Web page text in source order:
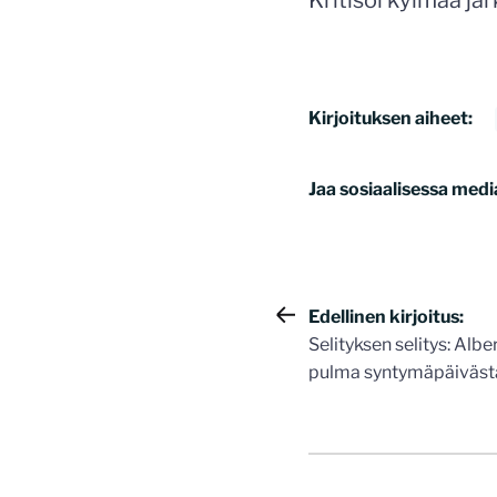
Kirjoituksen aiheet:
Jaa sosiaalisessa
Artikkelien
selaus
Edellinen kirjoitus:
Selityksen selitys:
pulma